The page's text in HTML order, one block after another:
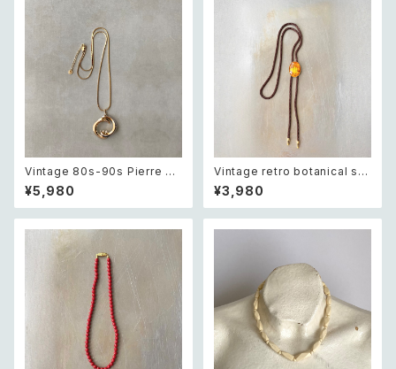
ゾウ スウィング チャーム ネック
Vintage 80s-90s Pierre ca
rdin crystal bijou bicolor g
eometric necklace レトロ ヴ
ィンテージ アクセサリー ピエー
ー バイカラー ジオメトリック ネ
ックレス
¥5,980
Vintage retro botanical sai
ling ship intaglio loop tie
レトロ ヴィンテージ アクセサリ
ー 帆船 デザイン 裏彫り ループ
¥3,980